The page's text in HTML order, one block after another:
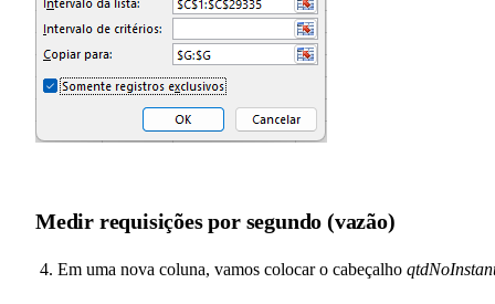
Medir requisições por segundo (vazão)
Em uma nova coluna, vamos colocar o cabeçalho